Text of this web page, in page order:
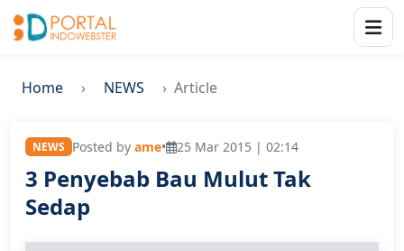
Home NEWS Article
NEWS Posted by ame• 25 Mar 2015 | 02:14
3 Penyebab Bau Mulut Tak
Sedap